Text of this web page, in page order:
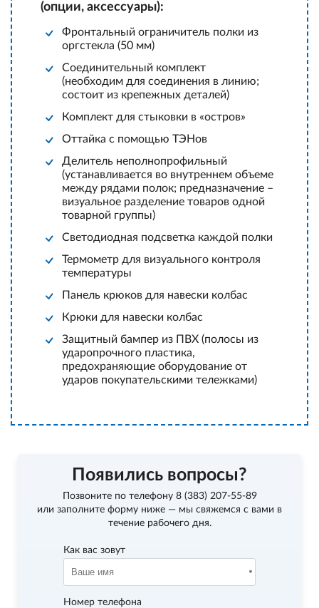
(опции, аксессуары):
Фронтальный ограничитель полки из
оргстекла (50 мм)
Соединительный комплект
(необходим для соединения в линию;
состоит из крепежных деталей)
Комплект для стыковки в «остров»
Оттайка с помощью ТЭНов
Делитель неполнопрофильный
(устанавливается во внутреннем объеме
между рядами полок; предназначение –
визуальное разделение товаров одной
товарной группы)
Светодиодная подсветка каждой полки
Термометр для визуального контроля
температуры
Панель крюков для навески колбас
Крюки для навески колбас
Защитный бампер из ПВХ (полосы из
ударопрочного пластика,
предохраняющие оборудование от
ударов покупательскими тележками)
Появились вопросы?
Позвоните по телефону 8 (383) 207-55-89
или заполните форму ниже — мы свяжемся с вами в
течение рабочего дня.
Как вас зовут
Номер телефона